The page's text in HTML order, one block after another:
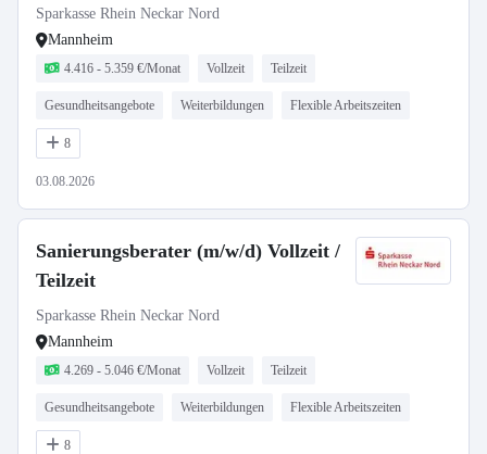
Sparkasse Rhein Neckar Nord
Mannheim
4.416 - 5.359 €/Monat Vollzeit Teilzeit
Gesundheitsangebote Weiterbildungen Flexible Arbeitszeiten
8
03.08.2026
Sanierungsberater (m/w/d) Vollzeit /
Teilzeit
Sparkasse Rhein Neckar Nord
Mannheim
4.269 - 5.046 €/Monat Vollzeit Teilzeit
Gesundheitsangebote Weiterbildungen Flexible Arbeitszeiten
8